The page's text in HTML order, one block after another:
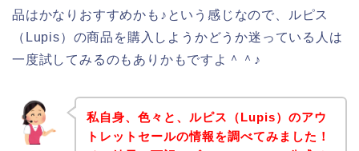
品はかなりおすすめかも♪という感じなので、ルピス
（Lupis）の商品を購入しようかどうか迷っている人は
一度試してみるのもありかもですよ＾＾♪
私自身、色々と、ルピス（Lupis）のアウ
トレットセールの情報を調べてみました！